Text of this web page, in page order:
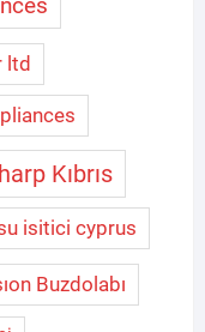
ltd
Kıbrıs
isitici cyprus
Buzdolabı